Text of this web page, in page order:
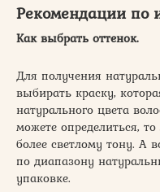
Рекомендации по
Как выбрать оттенок.
Для получения
выбирать краску,
натурального цвета
можете определиться,
более светлому тону. А
по диапазону
упаковке.